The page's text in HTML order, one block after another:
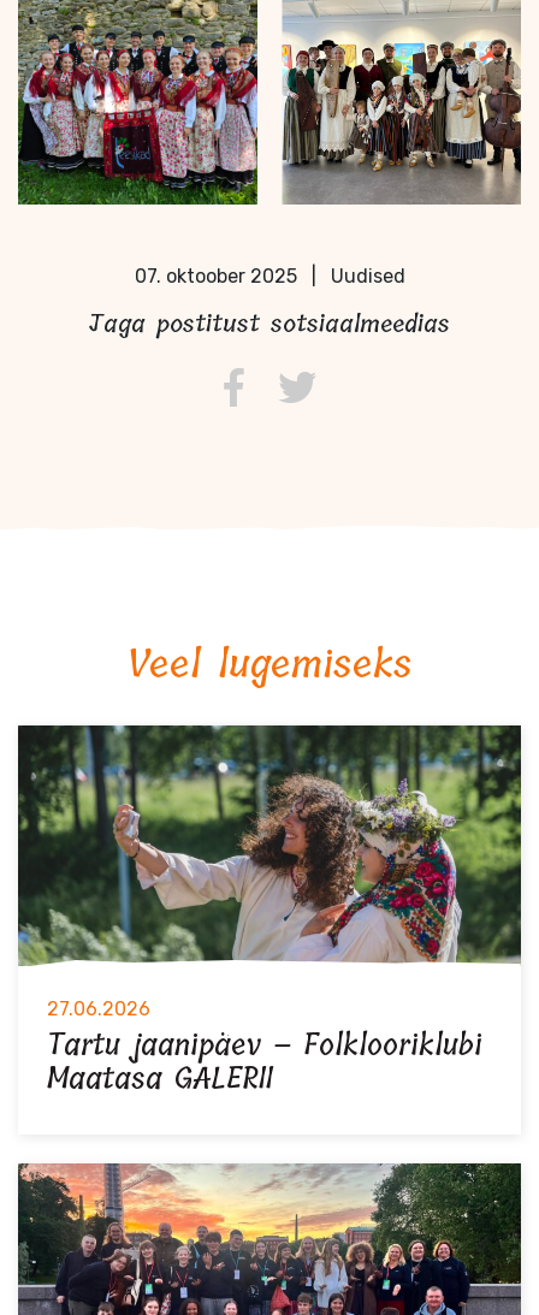
07. oktoober 2025 Uudised
Jaga postitust sotsiaalmeedias
Veel lugemiseks
27.06.2026
Tartu jaanipäev – Folklooriklubi
Maatasa GALERII